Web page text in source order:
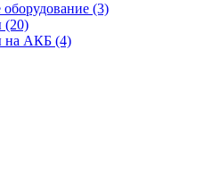
(3)
(20)
на АКБ (4)